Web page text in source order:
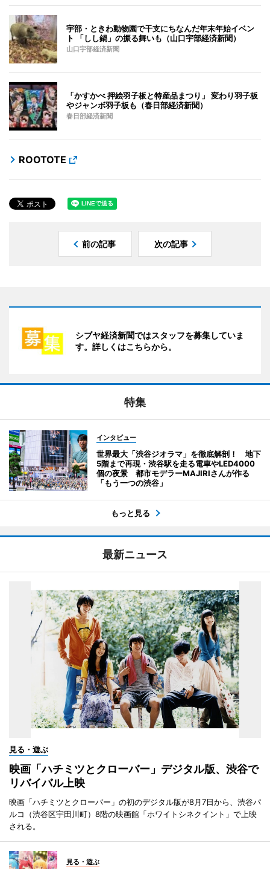
宇部・ときわ動物園で干支にちなんだ年末年始イベン
ト 「しし鍋」の振る舞いも（山口宇部経済新聞）
山口宇部経済新聞
「かすかべ 押絵羽子板と特産品まつり」 変わり羽子板
やジャンボ羽子板も（春日部経済新聞）
春日部経済新聞
ROOTOTE
前の記事 次の記事
シブヤ経済新聞ではスタッフを募集していま
す。詳しくはこちらから。
特集
インタビュー
世界最大「渋谷ジオラマ」を徹底解剖！ 地下
5階まで再現・渋谷駅を走る電車やLED4000
個の夜景 都市モデラーMAJIRIさんが作る
「もう一つの渋谷」
もっと見る
最新ニュース
見る・遊ぶ
映画「ハチミツとクローバー」デジタル版、渋谷で
リバイバル上映
映画「ハチミツとクローバー」の初のデジタル版が8月7日から、渋谷パ
ルコ（渋谷区宇田川町）8階の映画館「ホワイトシネクイント」で上映
される。
見る・遊ぶ